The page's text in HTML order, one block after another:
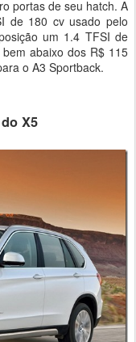
portas de seu hatch. A
de 180 cv usado pelo
um 1.4 TFSI de
abaixo dos R$ 115
o A3 Sportback.
X5